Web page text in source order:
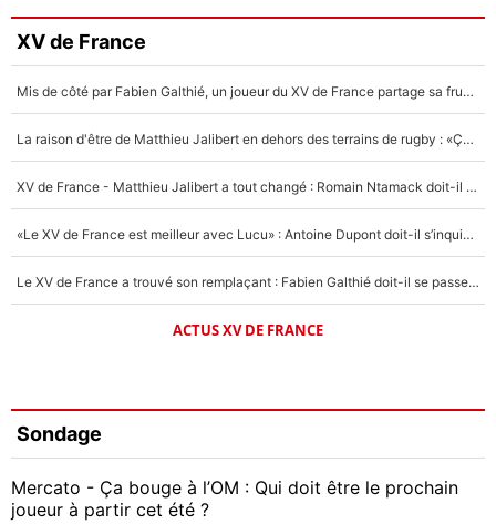
XV de France
Mis de côté par Fabien Galthié, un joueur du XV de France partage sa frustration : «ils ne me l’ont pas dit tout de suite»
La raison d'être de Matthieu Jalibert en dehors des terrains de rugby : «Ça m'atteint autant que si tu touches à un membre de ma famille»
XV de France - Matthieu Jalibert a tout changé : Romain Ntamack doit-il s’inquiéter pour sa place à un an de la Coupe du monde ?
«Le XV de France est meilleur avec Lucu» : Antoine Dupont doit-il s’inquiéter pour sa place ?
Le XV de France a trouvé son remplaçant : Fabien Galthié doit-il se passer d'Antoine Dupont ?
ACTUS XV DE FRANCE
Sondage
Mercato - Ça bouge à l’OM : Qui doit être le prochain
joueur à partir cet été ?